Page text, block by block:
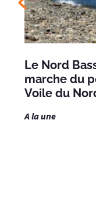
A la une
Le Nord
marche du
Voile du